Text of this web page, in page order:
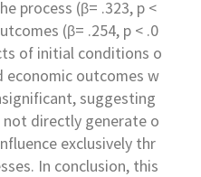
process (β= .323, p <
(β= .254, p < .0
of initial conditions o
economic outcomes w
suggesting
directly generate o
exclusively thr
In conclusion, this